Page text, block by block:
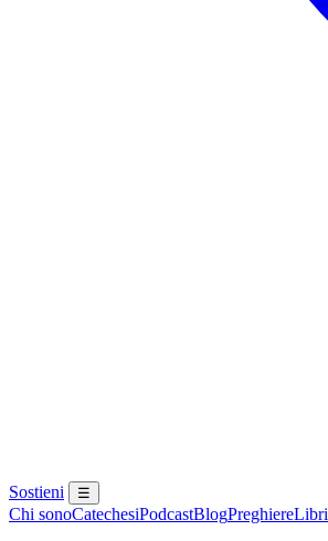
Sostieni ☰
Chi sonoCatechesiPodcastBlogPreghiereLibri